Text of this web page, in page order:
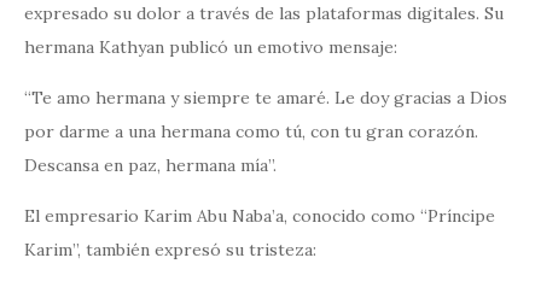
expresado su dolor a través de las plataformas digitales. Su
hermana Kathyan publicó un emotivo mensaje:
“Te amo hermana y siempre te amaré. Le doy gracias a Dios
por darme a una hermana como tú, con tu gran corazón.
Descansa en paz, hermana mía”.
El empresario Karim Abu Naba’a, conocido como “Príncipe
Karim”, también expresó su tristeza: